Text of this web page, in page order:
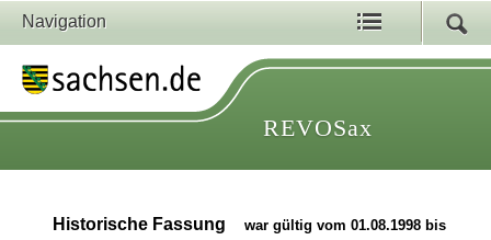
Navigation
REVOSax
Historische Fassung
war gültig vom 01.08.1998 bis